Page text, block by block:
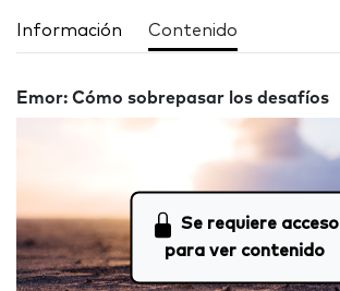
Información Contenido
Emor: Cómo sobrepasar los desafíos
Se requiere acceso
para ver contenido